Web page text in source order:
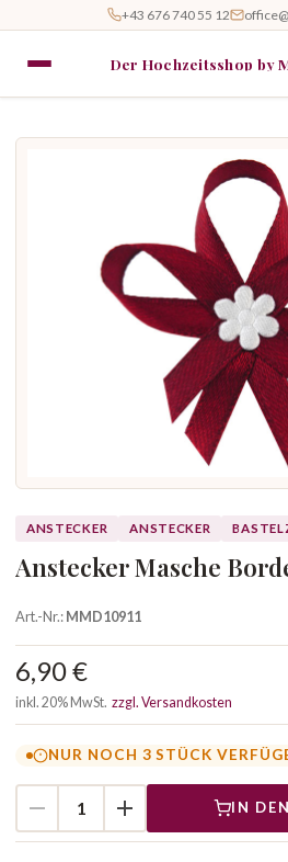
+43 676 740 55 12
Der Hochzeitsshop by
ANSTECKER ANSTECKER
Anstecker Masche
Art.-Nr.:MMD10911
6,90 €
inkl. 20% MwSt. zzgl. Versandkosten
NUR NOCH 3 STÜCK
IN